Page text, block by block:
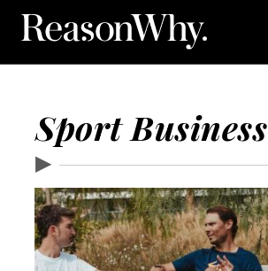
Sport Business
▶